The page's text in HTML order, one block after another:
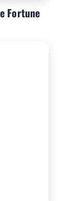
Fortune